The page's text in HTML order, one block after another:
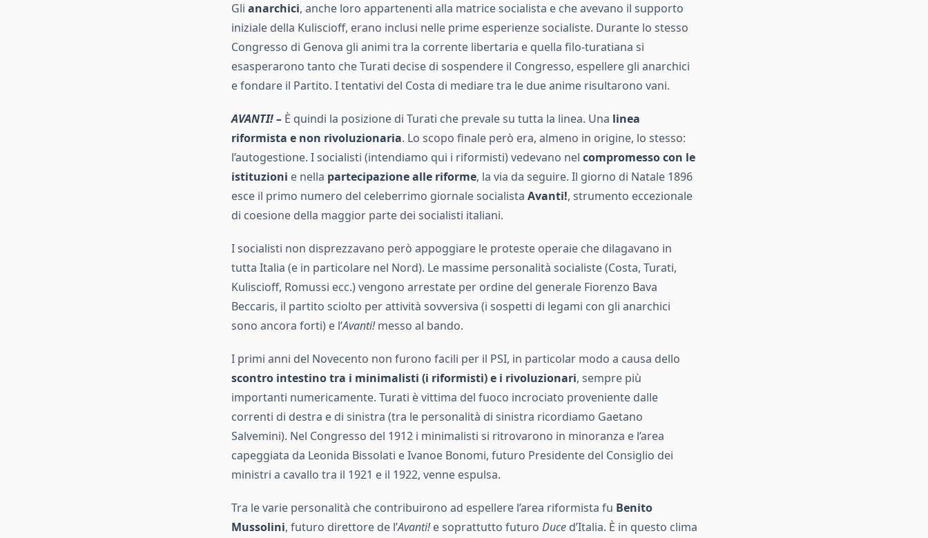
Gli anarchici, anche loro appartenenti alla matrice socialista e che avevano il supporto
iniziale della Kuliscioff, erano inclusi nelle prime esperienze socialiste. Durante lo stesso
Congresso di Genova gli animi tra la corrente libertaria e quella filo-turatiana si
esasperarono tanto che Turati decise di sospendere il Congresso, espellere gli anarchici
e fondare il Partito. I tentativi del Costa di mediare tra le due anime risultarono vani.
AVANTI! –È quindi la posizione di Turati che prevale su tutta la linea. Una linea
riformista e non rivoluzionaria. Lo scopo finale però era, almeno in origine, lo stesso:
l’autogestione. I socialisti (intendiamo qui i riformisti) vedevano nel compromesso con le
istituzioni e nella partecipazione alle riforme, la via da seguire. Il giorno di Natale 1896
esce il primo numero del celeberrimo giornale socialista Avanti!, strumento eccezionale
di coesione della maggior parte dei socialisti italiani.
I socialisti non disprezzavano però appoggiare le proteste operaie che dilagavano in
tutta Italia (e in particolare nel Nord). Le massime personalità socialiste (Costa, Turati,
Kuliscioff, Romussi ecc.) vengono arrestate per ordine del generale Fiorenzo Bava
Beccaris, il partito sciolto per attività sovversiva (i sospetti di legami con gli anarchici
sono ancora forti) e l’Avanti!messo al bando.
I primi anni del Novecento non furono facili per il PSI, in particolar modo a causa dello
scontro intestino tra i minimalisti (i riformisti) e i rivoluzionari, sempre più
importanti numericamente. Turati è vittima del fuoco incrociato proveniente dalle
correnti di destra e di sinistra (tra le personalità di sinistra ricordiamo Gaetano
Salvemini). Nel Congresso del 1912 i minimalisti si ritrovarono in minoranza e l’area
capeggiata da Leonida Bissolati e Ivanoe Bonomi, futuro Presidente del Consiglio dei
ministri a cavallo tra il 1921 e il 1922, venne espulsa.
Tra le varie personalità che contribuirono ad espellere l’area riformista fu Benito
Mussolini, futuro direttore de l’Avanti!e soprattutto futuro Duced’Italia. È in questo clima